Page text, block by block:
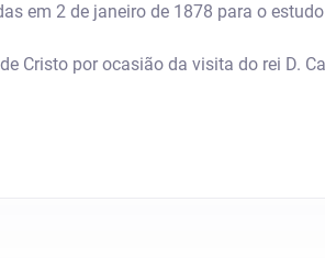
em 2 de janeiro de 1878 para o
Cristo por ocasião da visita do rei D.